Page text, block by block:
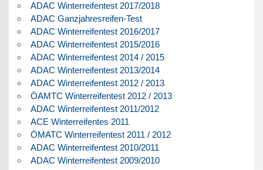
ADAC Winterreifentest 2017/2018
ADAC Ganzjahresreifen-Test
ADAC Winterreifentest 2016/2017
ADAC Winterreifentest 2015/2016
ADAC Winterreifentest 2014 / 2015
ADAC Winterreifentest 2013/2014
ADAC Winterreifentest 2012 / 2013
ÖAMTC Winterreifentest 2012 / 2013
ADAC Winterreifentest 2011/2012
ACE Winterreifentes 2011
ÖMATC Winterreifentest 2011 / 2012
ADAC Winterreifentest 2010/2011
ADAC Winterreifentest 2009/2010